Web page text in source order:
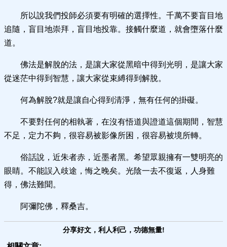
所以說我們投師必須要有明確的選擇性。千萬不要盲目地
追隨，盲目地崇拜，盲目地投靠。接觸什麼道，就會墮落什麼
道。
佛法是解脫的法，是讓大家從黑暗中得到光明，是讓大家
從迷茫中得到智慧，讓大家從束縛得到解脫。
何為解脫?就是讓自心得到清淨，無有任何的掛礙。
不要對任何的相執著，在沒有悟道與證道這個期間，智慧
不足，定力不夠，很容易被影像所困，很容易被境所轉。
俗話說，近朱者赤，近墨者黑。希望眾親擁有一雙明亮的
眼睛。不能誤入歧途，悔之晚矣。光陰一去不復返，人身難
得，佛法難聞。
阿彌陀佛，釋桑吉。
分享好文，利人利己，功德無量!